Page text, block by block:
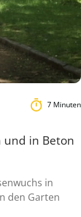
7 Minuten
und in Beton
in
den Garten